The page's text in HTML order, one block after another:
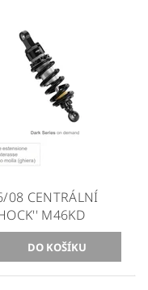
08 CENTRÁLNÍ
M46KD